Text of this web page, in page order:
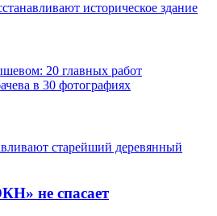
историческое здание
20 главных работ
в 30 фотографиях
старейший деревянный
не спасает